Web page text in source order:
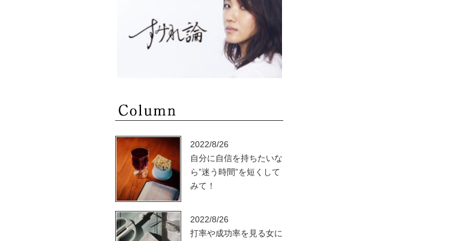
2022/8/26
自分に自信を持ちたいな
ら”迷う時間”を短くして
みて！
2022/8/26
打率や成功率を見る女に